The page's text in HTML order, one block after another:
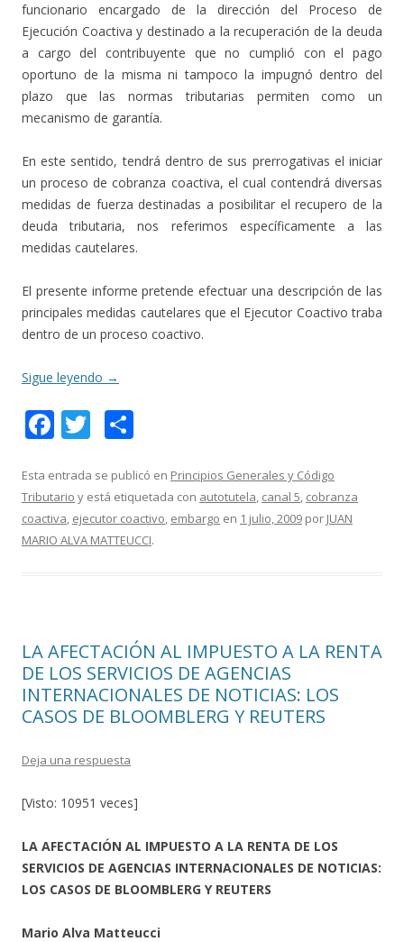
funcionario encargado de la dirección del Proceso de
Ejecución Coactiva y destinado a la recuperación de la deuda
a cargo del contribuyente que no cumplió con el pago
oportuno de la misma ni tampoco la impugnó dentro del
plazo que las normas tributarias permiten como un
mecanismo de garantía.
En este sentido, tendrá dentro de sus prerrogativas el iniciar
un proceso de cobranza coactiva, el cual contendrá diversas
medidas de fuerza destinadas a posibilitar el recupero de la
deuda tributaria, nos referimos específicamente a las
medidas cautelares.
El presente informe pretende efectuar una descripción de las
principales medidas cautelares que el Ejecutor Coactivo traba
dentro de un proceso coactivo.
Sigue leyendo →
F
e
b
o
T
itt
er
m
p
ar
Esta entrada se publicó en Principios Generales y Código
Tributario y está etiquetada con autotutela, canal 5, cobranza
coactiva, ejecutor coactivo, embargo en 1 julio, 2009 por JUAN
MARIO ALVA MATTEUCCI.
LA AFECTACIÓN AL IMPUESTO A LA RENTA
DE LOS SERVICIOS DE AGENCIAS
INTERNACIONALES DE NOTICIAS: LOS
CASOS DE BLOOMBLERG Y REUTERS
Deja una respuesta
[Visto: 10951 veces]
LA AFECTACIÓN AL IMPUESTO A LA RENTA DE LOS
SERVICIOS DE AGENCIAS INTERNACIONALES DE NOTICIAS:
LOS CASOS DE BLOOMBLERG Y REUTERS
Mario Alva Matteucci